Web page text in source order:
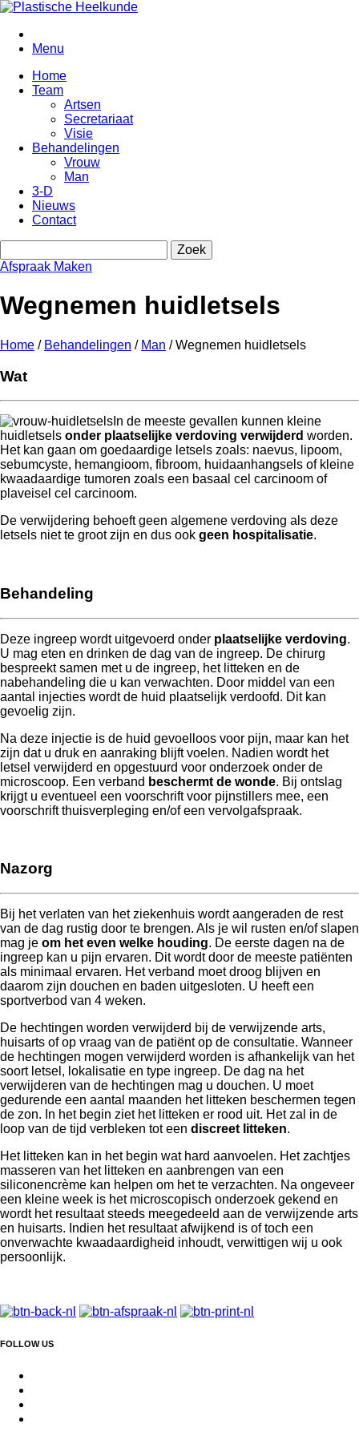
Menu
Home
Team
Artsen
Secretariaat
Visie
Behandelingen
Vrouw
Man
3-D
Nieuws
Contact
Afspraak Maken
Wegnemen huidletsels
Home / Behandelingen / Man /Wegnemen huidletsels
Wat
In de meeste gevallen kunnen kleine
huidletsels onder plaatselijke verdoving verwijderd worden.
Het kan gaan om goedaardige letsels zoals: naevus, lipoom,
sebumcyste, hemangioom, fibroom, huidaanhangsels of kleine
kwaadaardige tumoren zoals een basaal cel carcinoom of
plaveisel cel carcinoom.
De verwijdering behoeft geen algemene verdoving als deze
letsels niet te groot zijn en dus ook geen hospitalisatie.
Behandeling
Deze ingreep wordt uitgevoerd onder plaatselijke verdoving.
U mag eten en drinken de dag van de ingreep. De chirurg
bespreekt samen met u de ingreep, het litteken en de
nabehandeling die u kan verwachten. Door middel van een
aantal injecties wordt de huid plaatselijk verdoofd. Dit kan
gevoelig zijn.
Na deze injectie is de huid gevoelloos voor pijn, maar kan het
zijn dat u druk en aanraking blijft voelen. Nadien wordt het
letsel verwijderd en opgestuurd voor onderzoek onder de
microscoop. Een verband beschermt de wonde. Bij ontslag
krijgt u eventueel een voorschrift voor pijnstillers mee, een
voorschrift thuisverpleging en/of een vervolgafspraak.
Nazorg
Bij het verlaten van het ziekenhuis wordt aangeraden de rest
van de dag rustig door te brengen. Als je wil rusten en/of slapen
mag je om het even welke houding. De eerste dagen na de
ingreep kan u pijn ervaren. Dit wordt door de meeste patiënten
als minimaal ervaren. Het verband moet droog blijven en
daarom zijn douchen en baden uitgesloten. U heeft een
sportverbod van 4 weken.
De hechtingen worden verwijderd bij de verwijzende arts,
huisarts of op vraag van de patiënt op de consultatie. Wanneer
de hechtingen mogen verwijderd worden is afhankelijk van het
soort letsel, lokalisatie en type ingreep. De dag na het
verwijderen van de hechtingen mag u douchen. U moet
gedurende een aantal maanden het litteken beschermen tegen
de zon. In het begin ziet het litteken er rood uit. Het zal in de
loop van de tijd verbleken tot een discreet litteken.
Het litteken kan in het begin wat hard aanvoelen. Het zachtjes
masseren van het litteken en aanbrengen van een
siliconencrème kan helpen om het te verzachten. Na ongeveer
een kleine week is het microscopisch onderzoek gekend en
wordt het resultaat steeds meegedeeld aan de verwijzende arts
en huisarts. Indien het resultaat afwijkend is of toch een
onverwachte kwaadaardigheid inhoudt, verwittigen wij u ook
persoonlijk.
FOLLOW US